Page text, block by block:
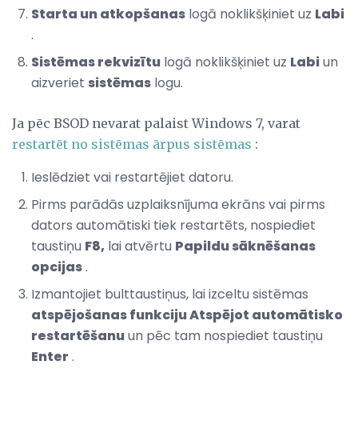
Starta un atkopšanas logā noklikšķiniet uz Labi
.
Sistēmas rekvizītu logā noklikšķiniet uz Labiun
aizveriet sistēmas logu.
Ja pēc BSOD nevarat palaist Windows 7, varat
restartēt no sistēmas ārpus sistēmas :
Ieslēdziet vai restartējiet datoru.
Pirms parādās uzplaiksnījuma ekrāns vai pirms
dators automātiski tiek restartēts, nospiediet
taustiņu F8, lai atvērtu Papildu sāknēšanas
opcijas.
Izmantojiet bulttaustiņus, lai izceltu sistēmas
atspējošanas funkciju Atspējot automātisko
restartēšanuun pēc tam nospiediet taustiņu
Enter .